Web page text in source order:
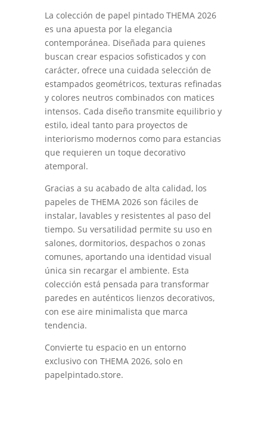
La colección de papel pintado THEMA 2026
es una apuesta por la elegancia
contemporánea. Diseñada para quienes
buscan crear espacios sofisticados y con
carácter, ofrece una cuidada selección de
estampados geométricos, texturas refinadas
y colores neutros combinados con matices
intensos. Cada diseño transmite equilibrio y
estilo, ideal tanto para proyectos de
interiorismo modernos como para estancias
que requieren un toque decorativo
atemporal.
Gracias a su acabado de alta calidad, los
papeles de THEMA 2026 son fáciles de
instalar, lavables y resistentes al paso del
tiempo. Su versatilidad permite su uso en
salones, dormitorios, despachos o zonas
comunes, aportando una identidad visual
única sin recargar el ambiente. Esta
colección está pensada para transformar
paredes en auténticos lienzos decorativos,
con ese aire minimalista que marca
tendencia.
Convierte tu espacio en un entorno
exclusivo con THEMA 2026, solo en
papelpintado.store.